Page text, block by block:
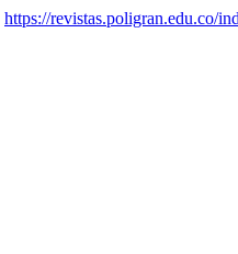
https://revistas.poligran.edu.co/